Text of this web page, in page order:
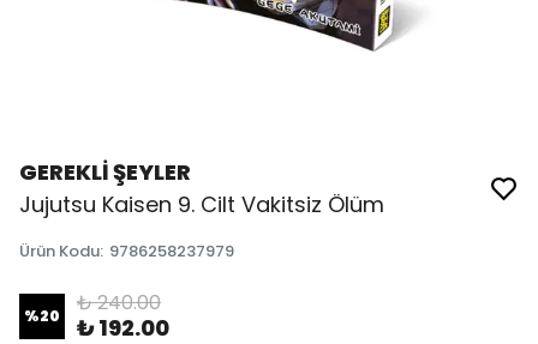
GEREKLİ ŞEYLER
Jujutsu Kaisen 9. Cilt Vakitsiz Ölüm
Ürün Kodu: 9786258237979
%20 ₺ 240.00
₺ 192.00